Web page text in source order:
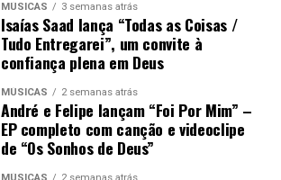
MÚSICAS 3 semanas atrás
Isaías Saad lança “Todas as Coisas /
Tudo Entregarei”, um convite à
confiança plena em Deus
MÚSICAS 2 semanas atrás
André e Felipe lançam “Foi Por Mim” –
EP completo com canção e videoclipe
de “Os Sonhos de Deus”